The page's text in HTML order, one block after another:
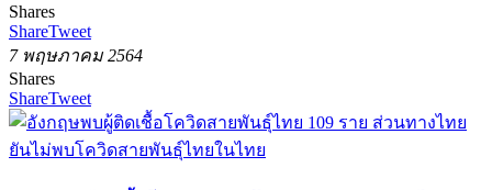
Shares
ShareTweet
7 พฤษภาคม 2564
Shares
ShareTweet